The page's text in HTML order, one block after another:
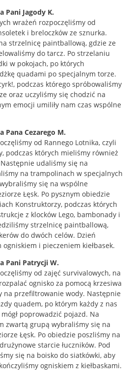
Pani Jagody K.
wrażeń rozpoczęliśmy od
i breloczków ze sznurka.
strzelnicę paintballową, gdzie ze
do tarcz. Po strzelaniu
w pokojach, po których
quadami po specjalnym torze.
podczas którego spróbowaliśmy
oraz uczyliśmy się chodzić na
emocji umiliły nam czas wspólne
Pana Cezarego M.
od Rannego Lotnika, czyli
podczas których mieliśmy również
udaliśmy się na
na trampolinach w specjalnych
się na wspólne
Łęsk. Po pysznym obiedzie
Konstruktorzy, podczas których
z klocków Lego, bambonady i
strzelnicę paintballową,
do dwóch celów. Dzień
i pieczeniem kiełbasek.
Pani Patrycji W.
od zajęć survivalowych, na
ognisko za pomocą krzesiwa
na przefiltrowanie wody. Następnie
quadem, po którym każdy z nas
poprowadzić pojazd. Na
zwartą grupą wybraliśmy się na
Łęsk. Po obiedzie poszliśmy na
starcie łuczników. Pod
się na boisko do siatkówki, aby
ogniskiem z kiełbaskami.